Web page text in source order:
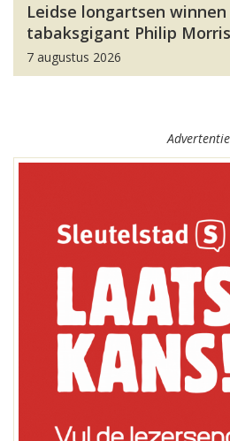
Leidse longartsen
tabaksgigant Philip Morris
7 augustus 2026
Advertentie